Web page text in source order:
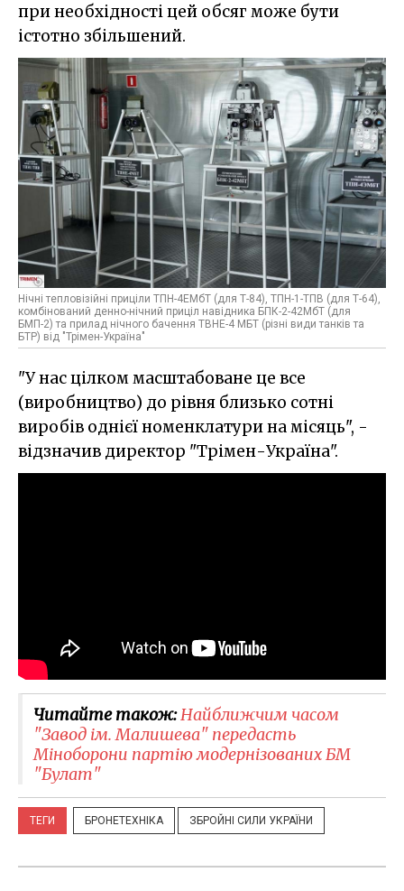
при необхідності цей обсяг може бути
істотно збільшений.
Нічні тепловізійні приціли ТПН-4ЕМбТ (для Т-84), ТПН-1-ТПВ (для Т-64),
комбінований денно-нічний приціл навідника БПК-2-42МбТ (для
БМП-2) та прилад нічного бачення ТВНЕ-4 МБТ (різні види танків та
БТР) від "Трімен-Україна"
"У нас цілком масштабоване це все
(виробництво) до рівня близько сотні
виробів однієї номенклатури на місяць", -
відзначив директор "Трімен-Україна".
Читайте також:Найближчим часом
"Завод ім. Малишева" передасть
Міноборони партію модернізованих БМ
"Булат"
ТЕГИ БРОНЕТЕХНІКА ЗБРОЙНІ СИЛИ УКРАЇНИ